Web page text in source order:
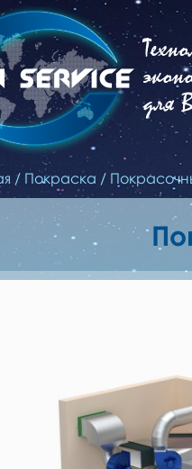
для
/ Покраска /